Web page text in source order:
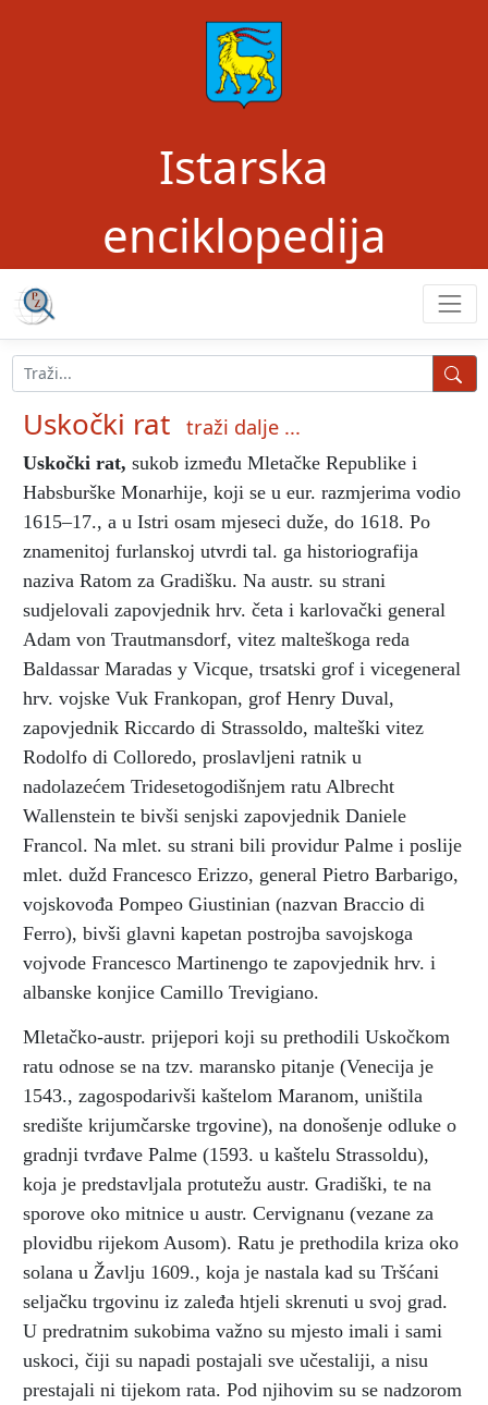
Istarska
enciklopedija
Uskočki rat traži dalje ...
Uskočki rat, sukob između Mletačke Republike i
Habsburške Monarhije, koji se u eur. razmjerima vodio
1615–17., a u Istri osam mjeseci duže, do 1618. Po
znamenitoj furlanskoj utvrdi tal. ga historiografija
naziva Ratom za Gradišku. Na austr. su strani
sudjelovali zapovjednik hrv. četa i karlovački general
Adam von Trautmansdorf, vitez malteškoga reda
Baldassar Maradas y Vicque, trsatski grof i vicegeneral
hrv. vojske Vuk Frankopan, grof Henry Duval,
zapovjednik Riccardo di Strassoldo, malteški vitez
Rodolfo di Colloredo, proslavljeni ratnik u
nadolazećem Tridesetogodišnjem ratu Albrecht
Wallenstein te bivši senjski zapovjednik Daniele
Francol. Na mlet. su strani bili providur Palme i poslije
mlet. dužd Francesco Erizzo, general Pietro Barbarigo,
vojskovođa Pompeo Giustinian (nazvan Braccio di
Ferro), bivši glavni kapetan postrojba savojskoga
vojvode Francesco Martinengo te zapovjednik hrv. i
albanske konjice Camillo Trevigiano.
Mletačko-austr. prijepori koji su prethodili Uskočkom
ratu odnose se na tzv. maransko pitanje (Venecija je
1543., zagospodarivši kaštelom Maranom, uništila
središte krijumčarske trgovine), na donošenje odluke o
gradnji tvrđave Palme (1593. u kaštelu Strassoldu),
koja je predstavljala protutežu austr. Gradiški, te na
sporove oko mitnice u austr. Cervignanu (vezane za
plovidbu rijekom Ausom). Ratu je prethodila kriza oko
solana u Žavlju 1609., koja je nastala kad su Tršćani
seljačku trgovinu iz zaleđa htjeli skrenuti u svoj grad.
U predratnim sukobima važno su mjesto imali i sami
uskoci, čiji su napadi postajali sve učestaliji, a nisu
prestajali ni tijekom rata. Pod njihovim su se nadzorom